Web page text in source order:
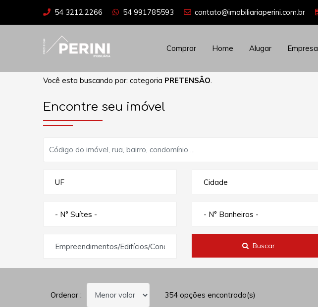
54 3212.2266 54 991785593 contato@imobiliariaperini.com.br
Comprar Home Alugar Empresa
Você esta buscando por: categoria PRETENSÃO.
Encontre seu imóvel
UF Cidade
- N° Suítes - - N° Banheiros -
Empreendimentos/Edifícios/Condomínios Buscar
Ordenar : 354 opções encontrado(s)